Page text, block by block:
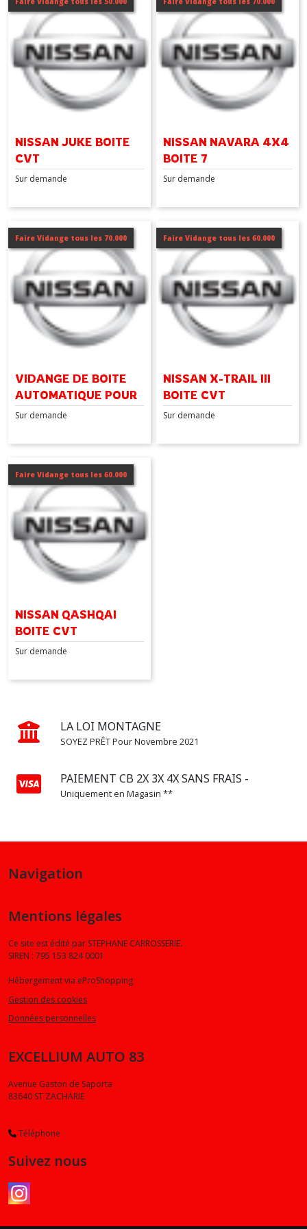
NISSAN JUKE BOITE
CVT
Sur demande
NISSAN NAVARA 4X4
BOITE 7
Sur demande
Faire Vidange tous les 70.000
VIDANGE DE BOITE
AUTOMATIQUE POUR
NISSAN PATHFINDER
Sur demande
Faire Vidange tous les 60.000
NISSAN X-TRAIL III
BOITE CVT
Sur demande
Faire Vidange tous les 60.000
NISSAN QASHQAI
BOITE CVT
Sur demande
LA LOI MONTAGNE
SOYEZ PRÊT Pour Novembre 2021
PAIEMENT CB 2X 3X 4X SANS FRAIS -
Uniquement en Magasin **
(1)
PATHFINDER
(1)
X-
QASHQAI
(1)
Afficher
les
résultats
Navigation
Mentions légales
Ce site est édité par STEPHANE CARROSSERIE.
SIREN : 795 153 824 0001
Hébergement via eProShopping
Gestion des cookies
Données personnelles
EXCELLIUM AUTO 83
Avenue Gaston de Saporta
83640 ST ZACHARIE
Téléphone
Suivez nous